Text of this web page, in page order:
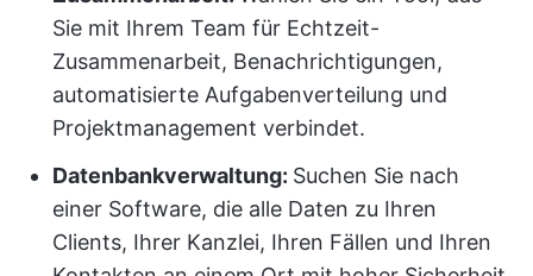
Sie mit Ihrem Team für Echtzeit-
Zusammenarbeit, Benachrichtigungen,
automatisierte Aufgabenverteilung und
Projektmanagement verbindet.
Datenbankverwaltung: Suchen Sie nach
einer Software, die alle Daten zu Ihren
Clients, Ihrer Kanzlei, Ihren Fällen und Ihren